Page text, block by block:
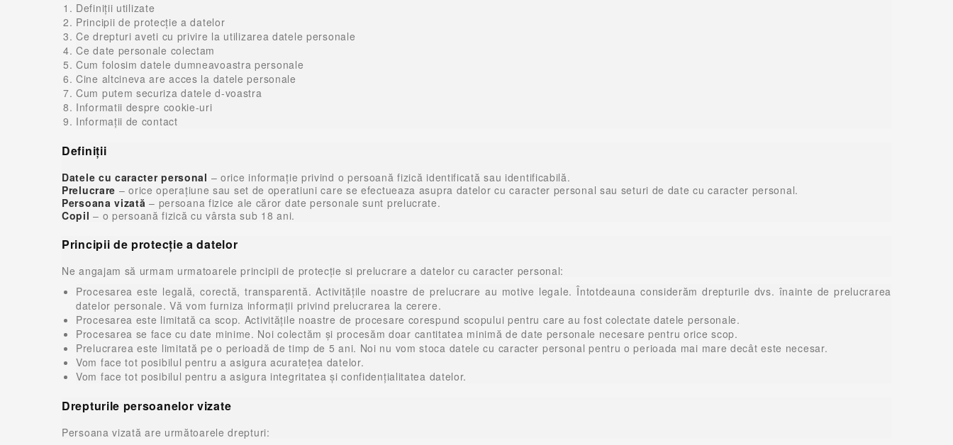
Definiții utilizate
Principii de protecţie a datelor
Ce drepturi aveti cu privire la utilizarea datele personale
Ce date personale colectam
Cum folosim datele dumneavoastra personale
Cine altcineva are acces la datele personale
Cum putem securiza datele d-voastra
Informatii despre cookie-uri
Informaţii de contact
Definiţii
Datele cu caracter personal – orice informaţie privind o persoană fizică identificată sau identificabilă.
Prelucrare – orice operaţiune sau set de operatiuni care se efectueaza asupra datelor cu caracter personal sau seturi de date cu caracter personal.
Persoana vizată– persoana fizice ale căror date personale sunt prelucrate.
Copil– o persoană fizică cu vârsta sub 18 ani.
Principii de protecţie a datelor
Ne angajam să urmam urmatoarele principii de protecţie si prelucrare a datelor cu caracter personal:
Procesarea este legală, corectă, transparentă. Activitățile noastre de prelucrare au motive legale. Întotdeauna considerăm drepturile dvs. înainte de prelucrarea
datelor personale. Vă vom furniza informații privind prelucrarea la cerere.
Procesarea este limitată ca scop. Activitățile noastre de procesare corespund scopului pentru care au fost colectate datele personale.
Procesarea se face cu date minime. Noi colectăm și procesăm doar cantitatea minimă de date personale necesare pentru orice scop.
Prelucrarea este limitată pe o perioadă de timp de 5 ani. Noi nu vom stoca datele cu caracter personal pentru o perioada mai mare decât este necesar.
Vom face tot posibilul pentru a asigura acurateţea datelor.
Vom face tot posibilul pentru a asigura integritatea și confidențialitatea datelor.
Drepturile persoanelor vizate
Persoana vizată are următoarele drepturi: